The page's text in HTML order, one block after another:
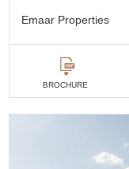
Emaar Properties
BROCHURE